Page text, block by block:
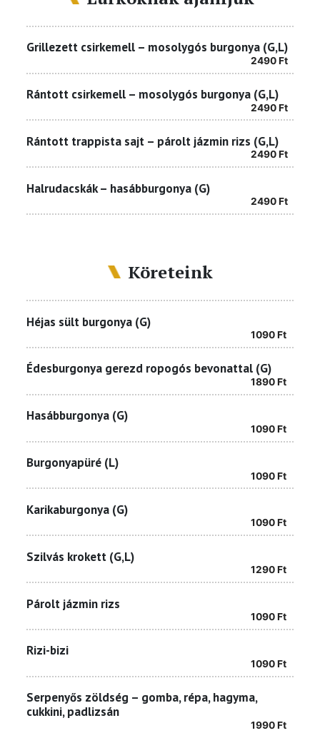
Grillezett csirkemell – mosolygós burgonya (G,L)
2490Ft
Rántott csirkemell – mosolygós burgonya (G,L)
2490Ft
Rántott trappista sajt – párolt jázmin rizs (G,L)
2490Ft
Halrudacskák – hasábburgonya (G)
2490Ft
Köreteink
Héjas sült burgonya (G)
1090Ft
Édesburgonya gerezd ropogós bevonattal (G)
1890Ft
Hasábburgonya (G)
1090Ft
Burgonyapüré (L)
1090Ft
Karikaburgonya (G)
1090Ft
Szilvás krokett (G,L)
1290Ft
Párolt jázmin rizs
1090Ft
Rizi-bizi
1090Ft
Serpenyős zöldség – gomba, répa, hagyma,
cukkini, padlizsán
1990Ft